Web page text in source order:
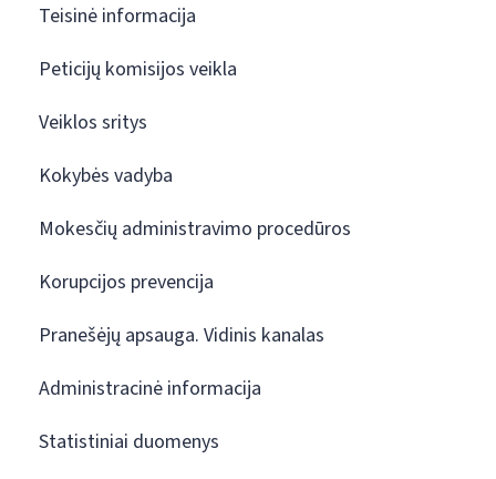
Teisinė informacija
Peticijų komisijos veikla
Veiklos sritys
Kokybės vadyba
Mokesčių administravimo procedūros
Korupcijos prevencija
Pranešėjų apsauga. Vidinis kanalas
Administracinė informacija
Statistiniai duomenys